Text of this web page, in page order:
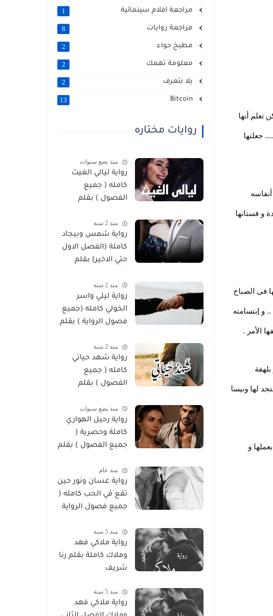
أنها
جعلتها
و فستانها
فى الصباح
و إبتسامته
الأمر .
لها ونيسا
و
مراجعة افلام سينمائية 1
مراجعة روايات 8
مطبخ حواء 2
معلومة تهمك 2
يلا نتعرف 2
13
روايات مختاره
منذ بضع سنوات
رواية ليالي الغيث
كامله ( جميع
الفصول ) بقلم
منذ 2 سنة
رواية شمس وبيجاد
كاملة (الفصل الاول
حتي الاخير) بقلم
منذ 2 سنة
رواية ليلي واسر
الخولي كامله (جميع
فصول الرواية ) بقلم
منذ 2 سنة
رواية شهد حياتي
كامله ( جميع
الفصول ) بقلم
منذ بضع سنوات
رواية رحيل الهواري
كاملة وحصرية (
جميع الفصول ) بقلم
منذ عام
رواية غسان ونور حين
تقع في الحب كامله (
جميع فصول الرواية
منذ 5 سنة
رواية ملاكي فهد
وملاك كاملة بقلم رنا
شريف
منذ 5 سنة
رواية ملاكي فهد